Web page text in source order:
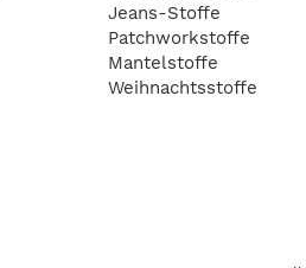
Jeans-Stoffe
Patchworkstoffe
Mantelstoffe
Weihnachtsstoffe